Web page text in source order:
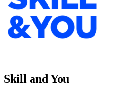
Skill and You